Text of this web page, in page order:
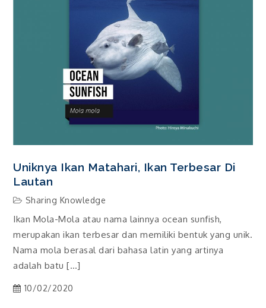
Uniknya Ikan Matahari, Ikan Terbesar Di
Lautan
Sharing Knowledge
Ikan Mola-Mola atau nama lainnya ocean sunfish,
merupakan ikan terbesar dan memiliki bentuk yang unik.
Nama mola berasal dari bahasa latin yang artinya
adalah batu […]
10/02/2020